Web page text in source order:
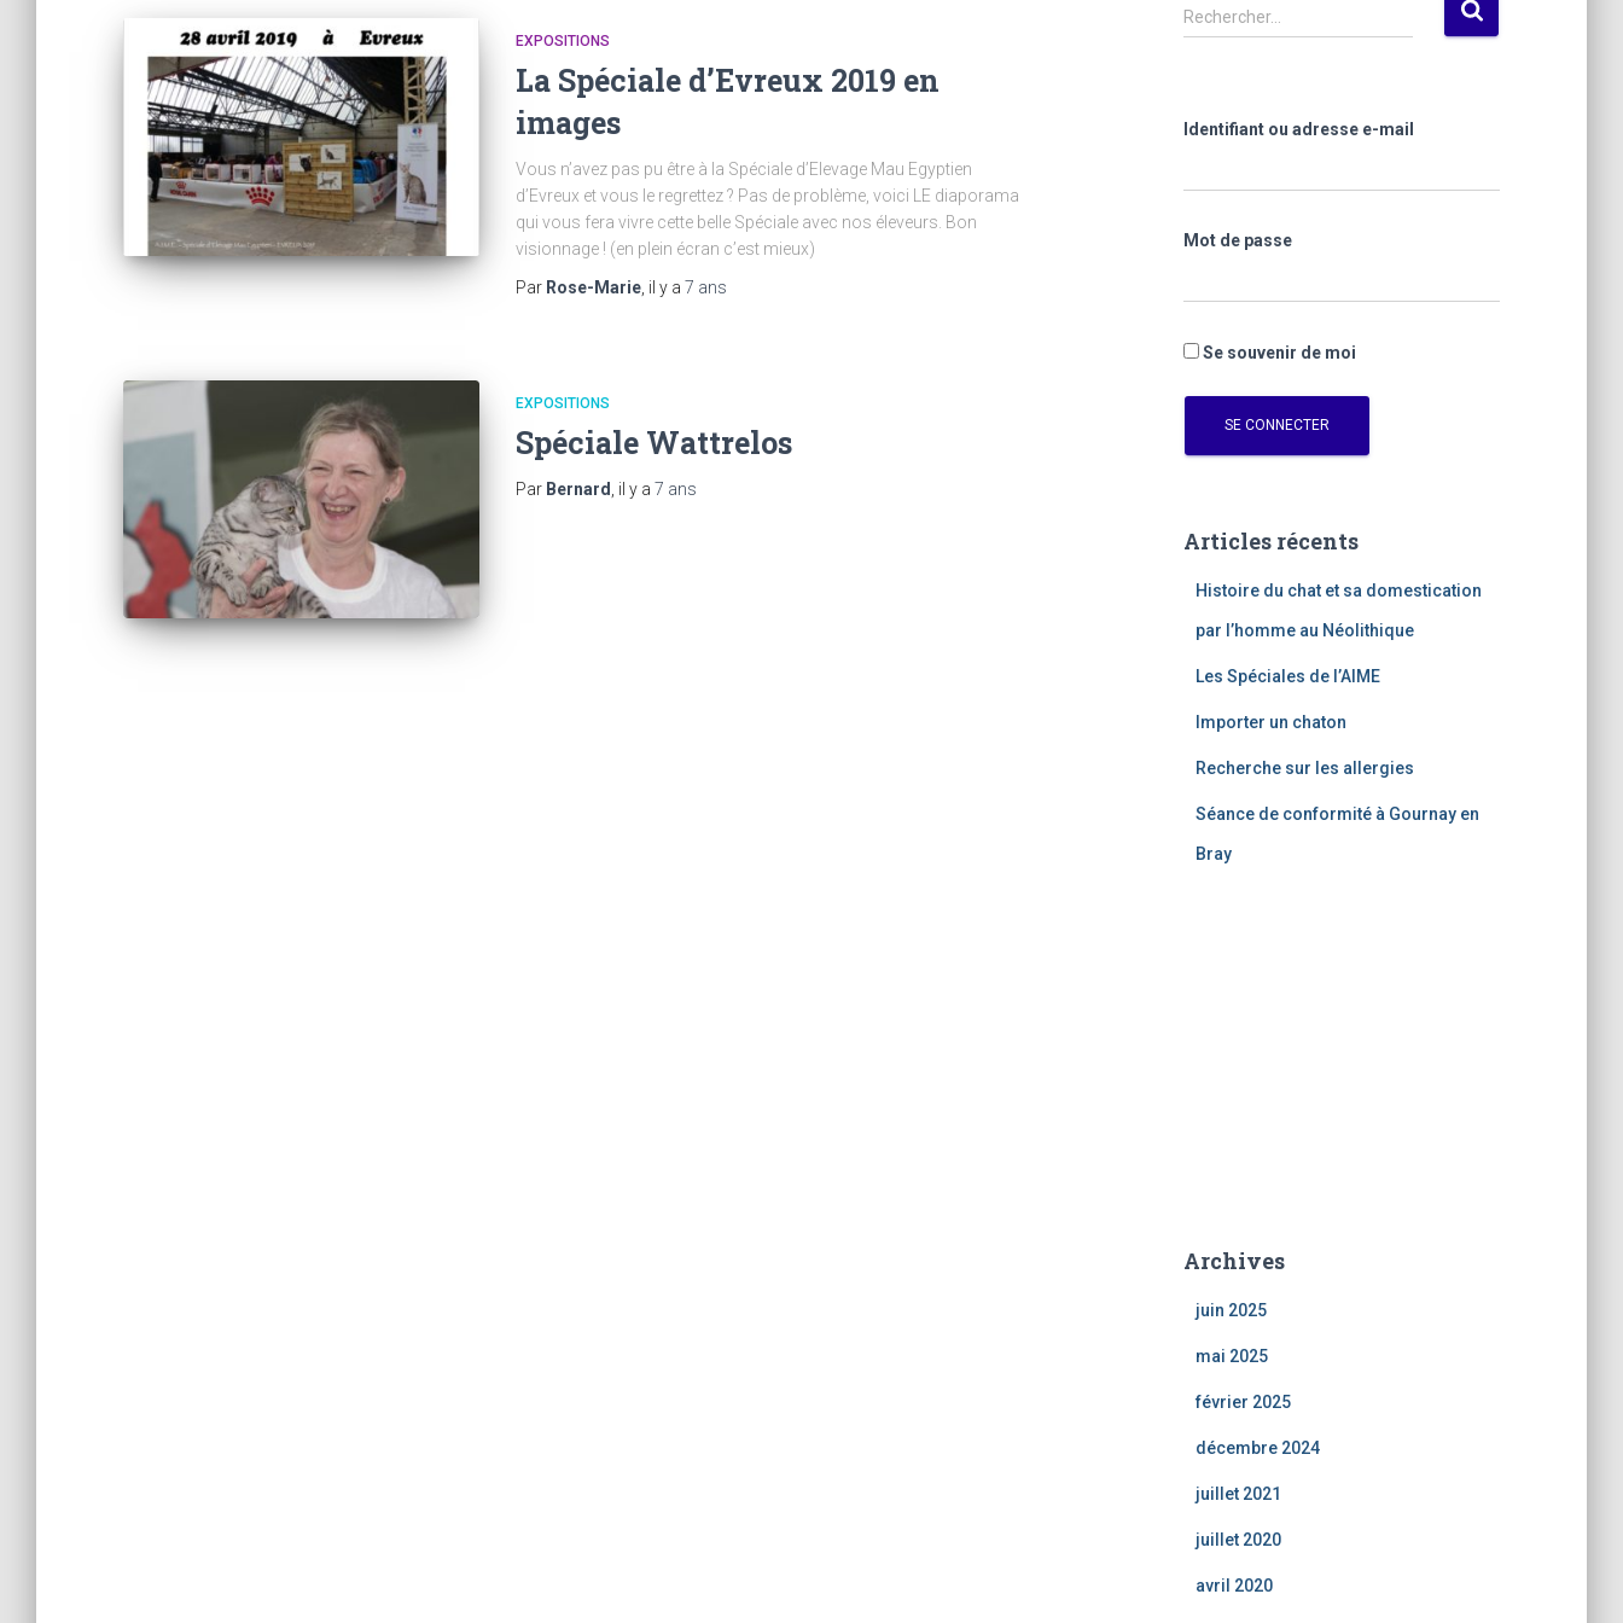
EXPOSITIONS
La Spéciale d’Evreux 2019 en
images
Vous n’avez pas pu être à la Spéciale d’Elevage Mau Egyptien
d’Evreux et vous le regrettez ? Pas de problème, voici LE diaporama
qui vous fera vivre cette belle Spéciale avec nos éleveurs. Bon
visionnage ! (en plein écran c’est mieux)
Par Rose-Marie , il y a 7 ans
EXPOSITIONS
Spéciale Wattrelos
Par Bernard , il y a 7 ans
R
e
r
h
r
:
Rechercher…
Identifiant ou adresse e-mail
Mot de passe
Se souvenir de moi
Articles récents
Histoire du chat et sa domestication
par l’homme au Néolithique
Les Spéciales de l’AIME
Importer un chaton
Recherche sur les allergies
Séance de conformité à Gournay en
Bray
Archives
juin 2025
mai 2025
février 2025
décembre 2024
juillet 2021
juillet 2020
avril 2020